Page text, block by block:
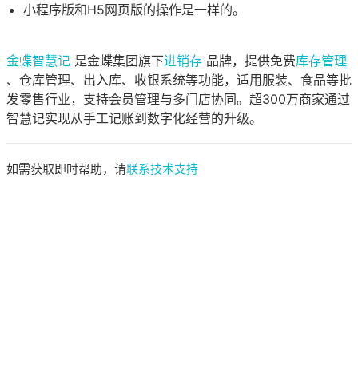
小程序版和H5网页版的操作是一样的。
金蝶智慧记 是金蝶集团旗下进销存 品牌，提供免费库存管理
、仓库管理、出入库、收银系统等功能，适用服装、食品等批
发零售行业，支持会员管理与多门店协同。超300万商家通过
智慧记实现从手工记账到数字化经营的升级。
如需获取即时帮助，请联系技术支持